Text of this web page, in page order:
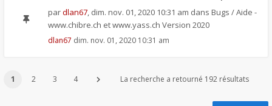
pardlan67, dim. nov. 01, 2020 10:31 am dans Bugs / Aide -
www.chibre.ch et www.yass.ch Version 2020
dlan67 dim. nov. 01, 2020 10:31 am
1 2 3 4 La recherche a retourné 192 résultats